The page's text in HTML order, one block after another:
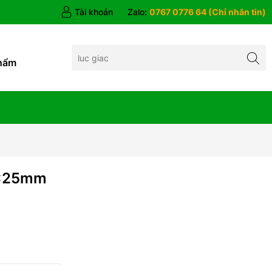
Tài khoản Zalo: 0767 0776 64 (Chỉ nhắn tin)